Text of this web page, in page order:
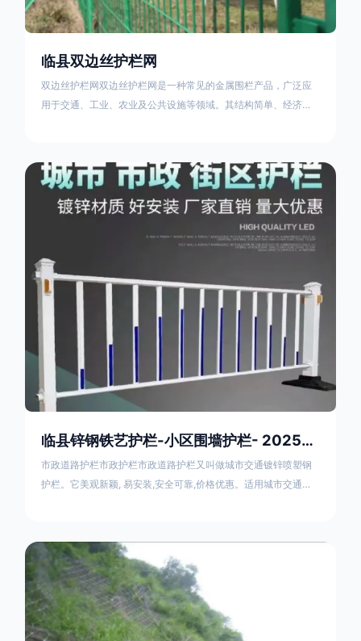
临县双边丝护栏网
双边丝护栏网双边丝护栏网是一种常见的金属围栏产品，广泛应
用于交通、工业、农业及公共设施等领域。其结构简单、经济实
边丝护栏网由低碳钢丝（Q235材质）通过焊接或编织形成网格结
构，网片两侧各有一根加固的纵向钢丝（双边丝），用于与立柱
连接固定。其表面通常采用镀锌、喷塑或浸塑处理，以增强耐腐
临县锌钢铁艺护栏-小区围墙护栏- 2025年17631598285新报价
市政道路护栏市政护栏市政道路护栏又叫做城市交通镀锌喷塑钢
护栏。它美观新颖, 易安装,安全可靠,价格优惠。适用城市交通要
隔离栏，市政道路隔离护栏，人行道路护栏，机动与非机动隔离
护栏、道路中心隔离护栏、带广告牌道路隔离护栏、河道安全护
栏、草坪花坛护栏等市政道路隔离护栏规格齐全、品种多，可以
任